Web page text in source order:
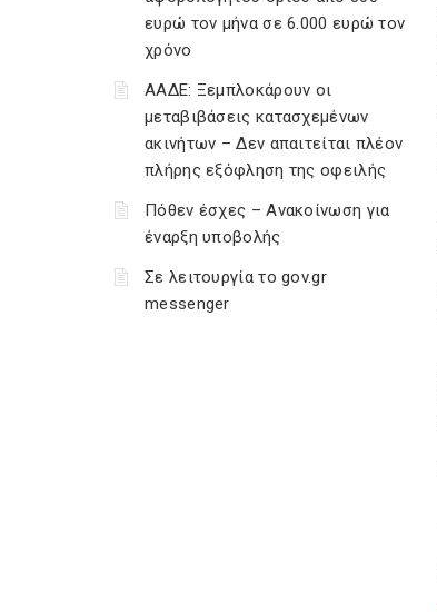
ευρώ τον μήνα σε 6.000 ευρώ τον
χρόνο
ΑΑΔΕ: Ξεμπλοκάρουν οι
μεταβιβάσεις κατασχεμένων
ακινήτων – Δεν απαιτείται πλέον
πλήρης εξόφληση της οφειλής
Πόθεν έσχες – Ανακοίνωση για
έναρξη υποβολής
Σε λειτουργία το gov.gr
messenger